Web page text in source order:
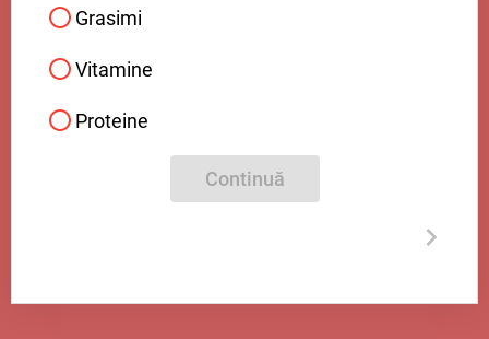
Grasimi
Vitamine
Proteine
Continuă